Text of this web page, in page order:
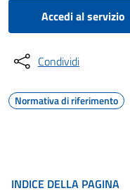
Accedi al servizio
Condividi
Normativa di riferimento
INDICE DELLA PAGINA